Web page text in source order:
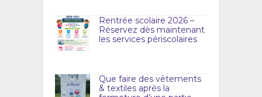
Rentrée scolaire 2026 –
Réservez dès maintenant
les services périscolaires
Que faire des vêtements
& textiles après la